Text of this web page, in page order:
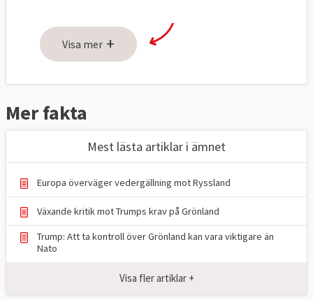
FN-resolution som fördömer Rysslands
anfallskrig mot Ukraina och kräver
och säkerhetsordningen
Rysslands angreppskrig mot Ukraina utgör
brott mot FN-regler och olika avtal som
och främst mot våldsförbudet, säger Carina
Lamon på Centrum för operativ rätt och
folkrätt. Flera olika domstolar kan bli
aktuella för att utreda och döma
hinder på vägen,läs mer .
Visa mer +
Mer fakta
Mest lästa artiklar i ämnet
Europa överväger vedergällning mot Ryssland
Växande kritik mot Trumps krav på Grönland
Trump: Att ta kontroll över Grönland kan vara viktigare än
Nato
Visa fler artiklar +